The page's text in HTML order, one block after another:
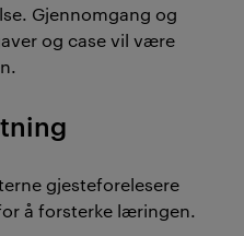
Gjennomgang og
og case vil være
gjesteforelesere
å forsterke læringen.